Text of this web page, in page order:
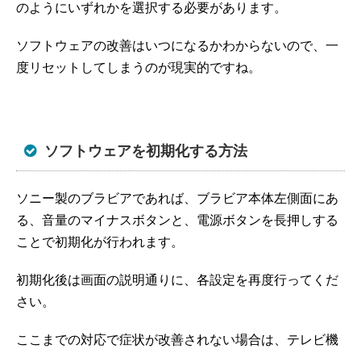
のようにいずれかを選択する必要があります。
ソフトウェアの改善はいつになるかわからないので、一
度リセットしてしまうのが現実的ですね。
ソフトウェアを初期化する方法
ソニー製のブラビアであれば、ブラビア本体左側面にあ
る、音量のマイナスボタンと、電源ボタンを長押しする
ことで初期化が行われます。
初期化後は画面の説明通りに、各設定を再度行ってくだ
さい。
ここまでの対応で症状が改善されない場合は、テレビ機